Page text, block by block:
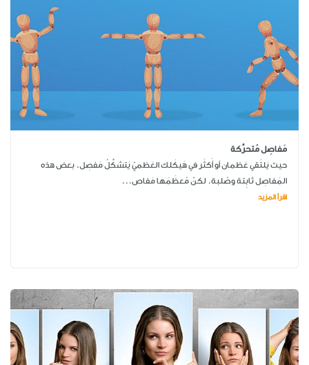
مَفاصِل مُتحرِّكة
حيث يَلتَقي عَظمان أو أَكثَر في هَيكَلك العَظميّ يَتشكَّلُ مَفصِل. بعض هذه
المَفاصِل ثابِتة وصُلبة. لكنّ مُعظَمَها مَفاص...
اقرأ المزيد